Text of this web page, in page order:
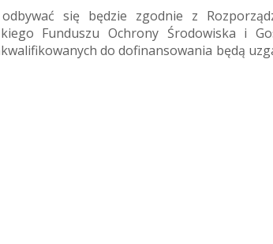
się będzie zgodnie z
Funduszu Ochrony Środowiska i
do dofinansowania będą